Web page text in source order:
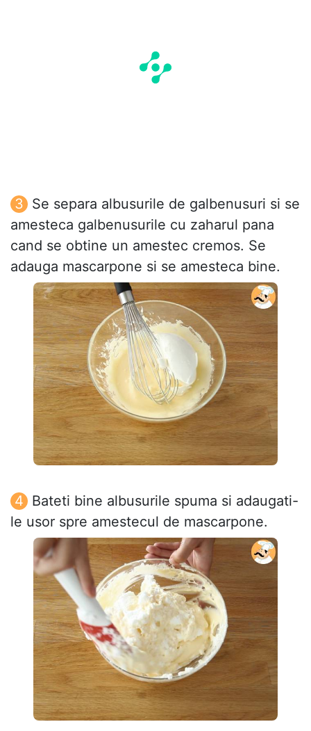
Se separa albusurile de galbenusuri si se
amesteca galbenusurile cu zaharul pana
cand se obtine un amestec cremos. Se
adauga mascarpone si se amesteca bine.
Bateti bine albusurile spuma si adaugati-
le usor spre amestecul de mascarpone.